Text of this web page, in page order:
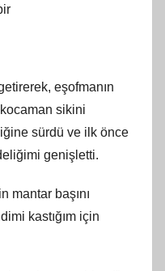
eşofmanın
sikini
sürdü ve ilk önce
genişletti.
mantar başını
kastığım için